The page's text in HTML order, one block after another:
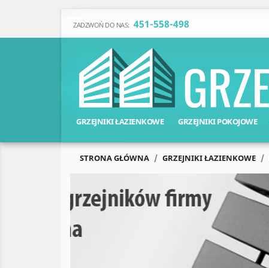
ZADZWOŃ DO NAS: 451-558-498
GRZEJNIKI ŁAZIENKOWE GRZEJNIKI POKOJOWE
STRONA GŁÓWNA GRZEJNIKI ŁAZIENKOWE